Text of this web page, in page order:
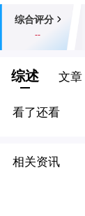
综合评分
--
综述 文章
看了还看
相关资讯